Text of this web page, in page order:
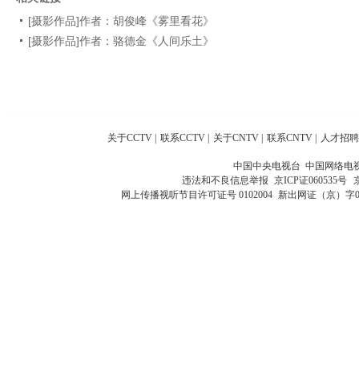
[摄影作品]作者：胡俊峰《雾里看花》
[摄影作品]作者：骆德金《人间乐土》
关于CCTV 联系CCTV 关于CNTV 联系CNTV 人才招聘
中国中央电视台 中国网络电
违法和不良信息举报 京ICP证060535号
网上传播视听节目许可证号 0102004 新出网证（京）